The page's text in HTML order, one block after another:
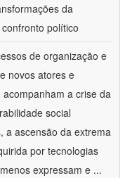
da
político
de organização e
novos atores e
a crise da
social
a ascensão da extrema
por tecnologias
expressam e ...